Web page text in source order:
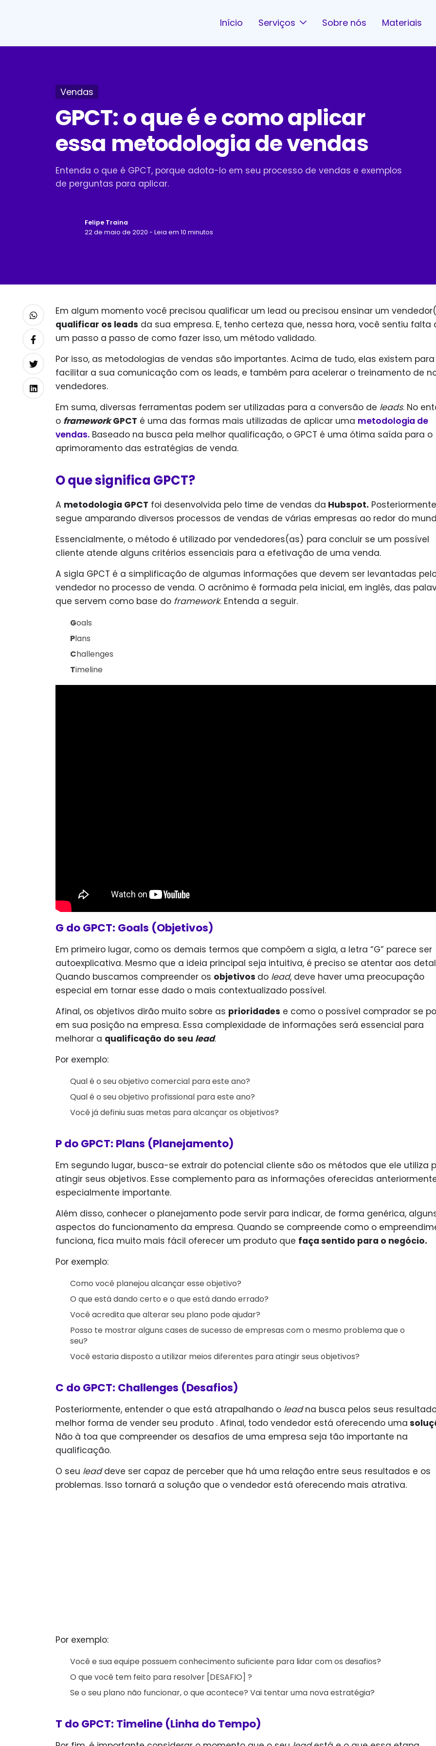
Início Serviços Sobre nós Materiais
Vendas
GPCT: o que é e como aplicar
essa metodologia de vendas
Entenda o que é GPCT, porque adota-lo em seu processo de vendas e exemplos
de perguntas para aplicar.
Felipe Traina
22 de maio de 2020 - Leia em 10 minutos
Em algum momento você precisou qualificar um lead ou precisou ensinar um
qualificar os leads da sua empresa. E, tenho certeza que, nessa hora, você sentiu falta
um passo a passo de como fazer isso, um método validado.
Por isso, as metodologias de vendas são importantes. Acima de tudo, elas existem para
facilitar a sua comunicação com os leads, e também para acelerar o treinamento de
vendedores.
Em suma, diversas ferramentas podem ser utilizadas para a conversão de leads. No
o frameworkGPCT é uma das formas mais utilizadas de aplicar uma metodologia de
vendas. Baseado na busca pela melhor qualificação, o GPCT é uma ótima saída para o
aprimoramento das estratégias de venda.
O que significa GPCT?
A metodologia GPCT foi desenvolvida pelo time de vendas da Hubspot.
segue amparando diversos processos de vendas de várias empresas ao redor do
Essencialmente, o método é utilizado por vendedores(as) para concluir se um possível
cliente atende alguns critérios essenciais para a efetivação de uma venda.
A sigla GPCT é a simplificação de algumas informações que devem ser levantadas
vendedor no processo de venda. O acrônimo é formada pela inicial, em inglês, das
que servem como base do framework. Entenda a seguir.
Goals
Plans
Challenges
Timeline
G do GPCT: Goals (Objetivos)
Em primeiro lugar, como os demais termos que compõem a sigla, a letra “G” parece ser
autoexplicativa. Mesmo que a ideia principal seja intuitiva, é preciso se atentar aos
Quando buscamos compreender os objetivos do lead, deve haver uma preocupação
especial em tornar esse dado o mais contextualizado possível.
Afinal, os objetivos dirão muito sobre as prioridades e como o possível comprador se
em sua posição na empresa. Essa complexidade de informações será essencial para
melhorar a qualificação do seu lead.
Por exemplo:
Qual é o seu objetivo comercial para este ano?
Qual é o seu objetivo profissional para este ano?
Você já definiu suas metas para alcançar os objetivos?
P do GPCT: Plans (Planejamento)
Em segundo lugar, busca-se extrair do potencial cliente são os métodos que ele utiliza
atingir seus objetivos. Esse complemento para as informações oferecidas
especialmente importante.
Além disso, conhecer o planejamento pode servir para indicar, de forma genérica,
aspectos do funcionamento da empresa. Quando se compreende como o
funciona, fica muito mais fácil oferecer um produto que faça sentido para o negócio.
Por exemplo:
Como você planejou alcançar esse objetivo?
O que está dando certo e o que está dando errado?
Você acredita que alterar seu plano pode ajudar?
Posso te mostrar alguns cases de sucesso de empresas com o mesmo problema que o
seu?
Você estaria disposto a utilizar meios diferentes para atingir seus objetivos?
C do GPCT: Challenges (Desafios)
Posteriormente, entender o que está atrapalhando o leadna busca pelos seus
melhor forma de vender seu produto . Afinal, todo vendedor está oferecendo uma
Não à toa que compreender os desafios de uma empresa seja tão importante na
qualificação.
O seu leaddeve ser capaz de perceber que há uma relação entre seus resultados e os
problemas. Isso tornará a solução que o vendedor está oferecendo mais atrativa.
Por exemplo:
Você e sua equipe possuem conhecimento suficiente para lidar com os desafios?
O que você tem feito para resolver [DESAFIO] ?
Se o seu plano não funcionar, o que acontece? Vai tentar uma nova estratégia?
T do GPCT: Timeline (Linha do Tempo)